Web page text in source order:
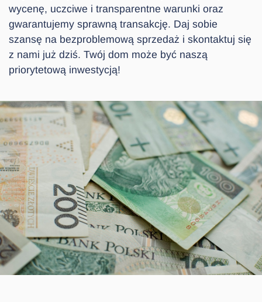
wycenę, uczciwe i transparentne warunki oraz
gwarantujemy sprawną transakcję. Daj sobie
szansę na bezproblemową sprzedaż i skontaktuj się
z nami już dziś. Twój dom może być naszą
priorytetową inwestycją!